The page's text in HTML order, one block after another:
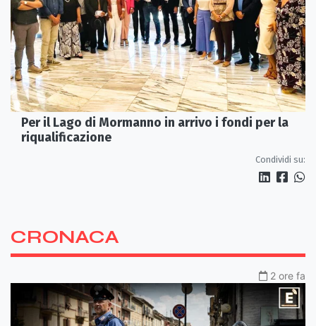
Per il Lago di Mormanno in arrivo i fondi per la
riqualificazione
Condividi su:
CRONACA
2 ore fa